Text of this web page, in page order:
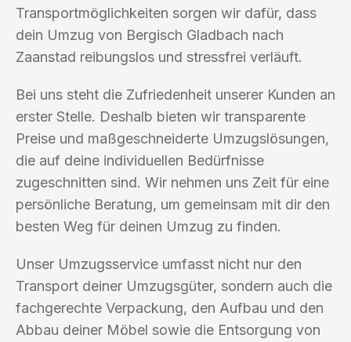
Transportmöglichkeiten sorgen wir dafür, dass
dein Umzug von Bergisch Gladbach nach
Zaanstad reibungslos und stressfrei verläuft.
Bei uns steht die Zufriedenheit unserer Kunden an
erster Stelle. Deshalb bieten wir transparente
Preise und maßgeschneiderte Umzugslösungen,
die auf deine individuellen Bedürfnisse
zugeschnitten sind. Wir nehmen uns Zeit für eine
persönliche Beratung, um gemeinsam mit dir den
besten Weg für deinen Umzug zu finden.
Unser Umzugsservice umfasst nicht nur den
Transport deiner Umzugsgüter, sondern auch die
fachgerechte Verpackung, den Aufbau und den
Abbau deiner Möbel sowie die Entsorgung von